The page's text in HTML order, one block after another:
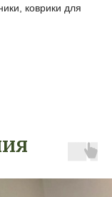
коврики для